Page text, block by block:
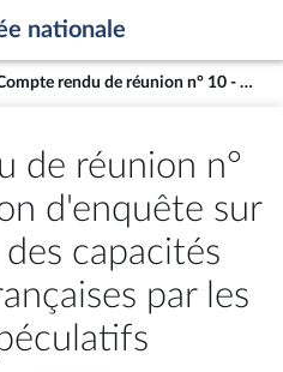
nationale
Compte rendu de réunion n° 10 - Commission d'enquête sur la prédation des capacités productives françaises par les fonds spéculatifs
de réunion n°
d'enquête sur
capacités
par les